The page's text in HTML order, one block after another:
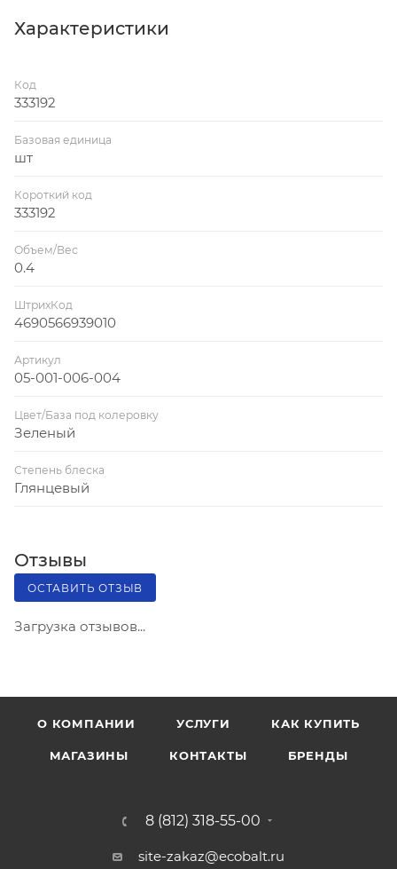
Характеристики
Код
333192
Базовая единица
шт
Короткий код
333192
Объем/Вес
0.4
ШтрихКод
4690566939010
Артикул
05-001-006-004
Цвет/База под колеровку
Зеленый
Степень блеска
Глянцевый
Отзывы
ОСТАВИТЬ ОТЗЫВ
Загрузка отзывов...
О КОМПАНИИ УСЛУГИ КАК КУПИТЬ
МАГАЗИНЫ КОНТАКТЫ БРЕНДЫ
8 (812) 318-55-00
site-zakaz@ecobalt.ru